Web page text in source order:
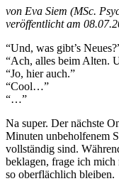
von Eva Siem (MSc.
veröffentlicht am
“Und, was gibt’s
“Ach, alles beim Alten.
“Jo, hier auch.”
“Cool…”
“…”
Na super. Der nächste
Minuten unbeholfenem
vollständig sind.
beklagen, frage ich mich
so oberflächlich bleiben.